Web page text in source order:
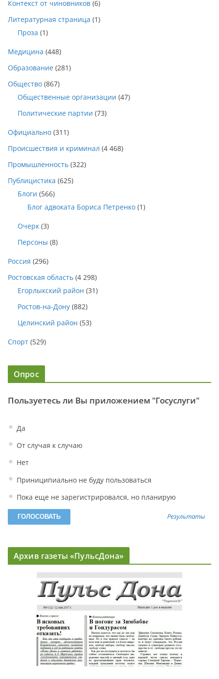
Контекст от чиновников (6)
Литературная страница (1)
Проза (1)
Медицина (448)
Образование (281)
Общество (867)
Общественные организации (47)
Политические партии (73)
Официально (311)
Происшествия и криминал (4 468)
Промышленность (322)
Публицистика (625)
Блоги (566)
Блог адвоката Бориса Петренко (1)
Очерк (3)
Персоны (8)
Россия (296)
Ростовская область (4 298)
Егорлыкский район (31)
Ростов-на-Дону (882)
Целинский район (53)
Спорт (529)
Опрос
Пользуетесь ли Вы приложением "Госуслуги"
Да
От случая к случаю
Нет
Приниципиально не буду пользоваться
Пока еще не зарегистрировался, но планирую
Результаты
Архив газеты «ПульсДона»